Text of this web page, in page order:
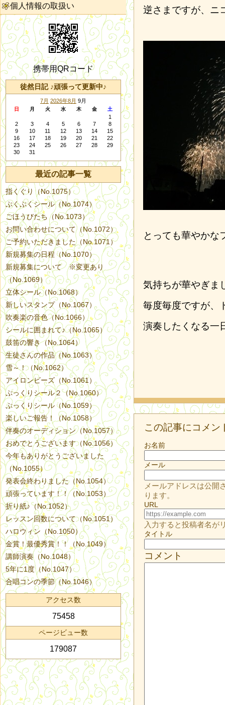
逆さまですが、ニ
とっても華やかな
気持ちが華やぎま
毎度毎度ですが、
演奏したくなる一
この記事にコメン
お名前
メール
メールアドレスは公開
ります。
URL
入力すると投稿者名が
タイトル
コメント
個人情報の取扱い
携帯用QRコード
徒然日記 ♪頑張って更新中♪
7月 2026年8月 9月
日 月 火 水 木 金 土
1
2
3 4 5 6 7
8
9
10 11 12 13 14
15
16
17 18 19 20 21
22
23
24 25 26 27 28
29
30
31
最近の記事一覧
指くぐり（No.1075）
ぷくぷくシール（No.1074）
ごほうびたち（No.1073）
お問い合わせについて（No.1072）
ご予約いただきました（No.1071）
新規募集の日程（No.1070）
新規募集について ※変更あり
（No.1069）
立体シール（No.1068）
新しいスタンプ（No.1067）
吹奏楽の音色（No.1066）
シールに囲まれて♪（No.1065）
鼓笛の響き（No.1064）
生徒さんの作品（No.1063）
雪～！（No.1062）
アイロンビーズ（No.1061）
ぷっくりシール２（No.1060）
ぷっくりシール（No.1059）
楽しいご報告！（No.1058）
伴奏のオーディション（No.1057）
おめでとうございます（No.1056）
今年もありがとうございました
（No.1055）
発表会終わりました（No.1054）
頑張っています！！（No.1053）
折り紙♪（No.1052）
レッスン回数について（No.1051）
ハロウィン（No.1050）
金賞！最優秀賞！！（No.1049）
講師演奏（No.1048）
5年に1度（No.1047）
合唱コンの季節（No.1046）
アクセス数
75458
ページビュー数
179087